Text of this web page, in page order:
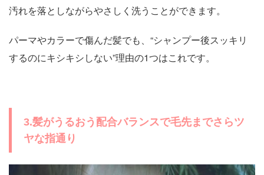
汚れを落としながらやさしく洗うことができます。
パーマやカラーで傷んだ髪でも、“シャンプー後スッキリ
するのにキシキシしない”理由の1つはこれです。
3.髪がうるおう配合バランスで毛先までさらツ
ヤな指通り